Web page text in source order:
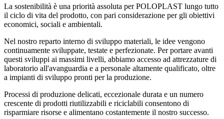
La sostenibilità è una priorità assoluta per POLOPLAST lungo tutto
il ciclo di vita del prodotto, con pari considerazione per gli obiettivi
economici, sociali e ambientali.
Nel nostro reparto interno di sviluppo materiali, le idee vengono
continuamente sviluppate, testate e perfezionate. Per portare avanti
questi sviluppi ai massimi livelli, abbiamo accesso ad attrezzature di
laboratorio all'avanguardia e a personale altamente qualificato, oltre
a impianti di sviluppo pronti per la produzione.
Processi di produzione delicati, eccezionale durata e un numero
crescente di prodotti riutilizzabili e riciclabili consentono di
risparmiare risorse e alimentano costantemente il nostro successo.